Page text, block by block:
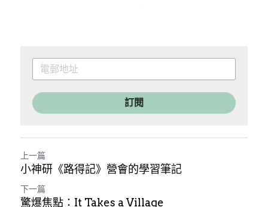
訂閱
上一篇
小神研《路得記》營會的學習筆記
下一篇
驚爆焦點：It Takes a Village